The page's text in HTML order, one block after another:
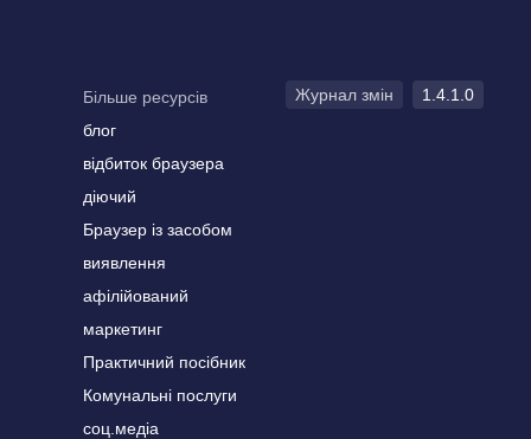
Більше ресурсів
блог
відбиток браузера
діючий
Браузер із засобом
виявлення
афілійований
маркетинг
Практичний посібник
Комунальні послуги
соц.медіа
Журнал змін 1.4.1.0